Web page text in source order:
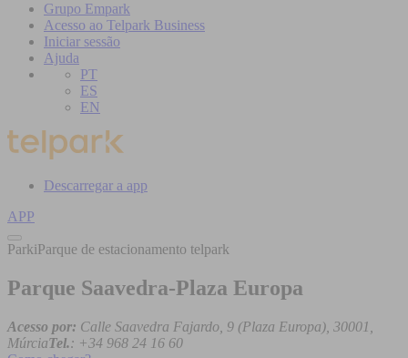
Grupo Empark
Acesso ao Telpark Business
Iniciar sessão
Ajuda
PT
ES
EN
Descarregar a app
APP
ParkiParque de estacionamento telpark
Parque Saavedra-Plaza Europa
Acesso por: Calle Saavedra Fajardo, 9 (Plaza Europa), 30001,
MúrciaTel.: +34 968 24 16 60